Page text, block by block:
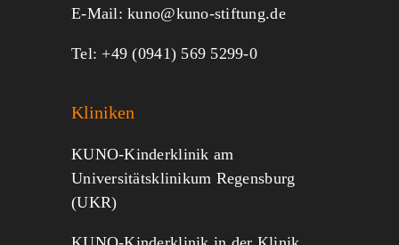
E-Mail:kuno@kuno-stiftung.de
Tel: +49 (0941) 569 5299-0
Kliniken
KUNO-Kinderklinik am
Universitätsklinikum Regensburg
(UKR)